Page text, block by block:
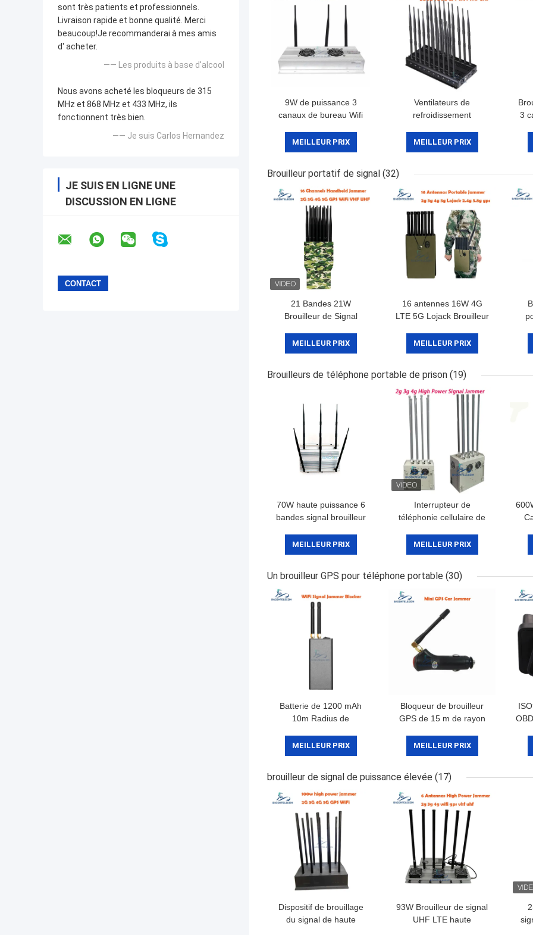
sont très patients et professionnels.
Livraison rapide et bonne qualité. Merci
beaucoup!Je recommanderai à mes amis
d' acheter.
—— Les produits à base d'alcool
Nous avons acheté les bloqueurs de 315
MHz et 868 MHz et 433 MHz, ils
fonctionnent très bien.
—— Je suis Carlos Hernandez
JE SUIS EN LIGNE UNE
DISCUSSION EN LIGNE
9W de puissance 3
canaux de bureau Wifi
une portée de 100m
pour les zones
MEILLEUR PRIX
Ventilateurs de
refroidissement
2,4 GHz 5,2 GHz 5,8
GHz 52w Pour les
MEILLEUR PRIX
3
Brouilleur portatif de signal (32)
21 Bandes 21W
Brouilleur de Signal
Puissance avec Rayon
de 30m pour Blocage de
MEILLEUR PRIX
16 antennes 16W 4G
LTE 5G Lojack Brouilleur
une portée de 30m et
une conception portative
MEILLEUR PRIX
Brouilleurs de téléphone portable de prison (19)
70W haute puissance 6
bandes signal brouilleur
cellulaire avec une
portée allant jusqu'à 80
MEILLEUR PRIX
Interrupteur de
téléphonie cellulaire de
puissance de 240W avec
8 canaux et une portée
installations sécurisées
MEILLEUR PRIX
Un brouilleur GPS pour téléphone portable (30)
Batterie de 1200 mAh
10m Radius de
Brouilleur de signal GPS
Wifi Bloqueur de signal
MEILLEUR PRIX
Bloqueur de brouilleur
GPS de 15 m de rayon
1500 à 1600 MHz et une
alimentation en DC12V
vie privée de la voiture
MEILLEUR PRIX
brouilleur de signal de puissance élevée (17)
Dispositif de brouillage
du signal de haute
93W Brouilleur de signal
UHF LTE haute